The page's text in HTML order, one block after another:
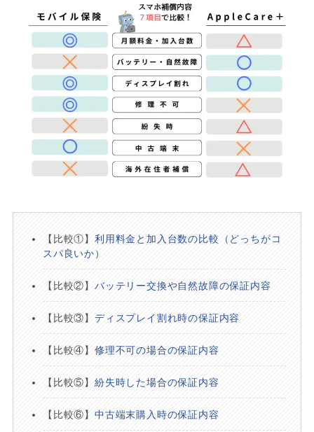
【比較①】 利用料金と加入台数の比較（どっちがコ
スパ良いか）
【比較②】 バッテリー交換や自然故障の保証内容
【比較③】 ディスプレイ割れ時の保証内容
【比較④】 修理不可の場合の保証内容
【比較⑤】 紛失時した場合の保証内容
【比較⑥】 中古端末購入時の保証内容